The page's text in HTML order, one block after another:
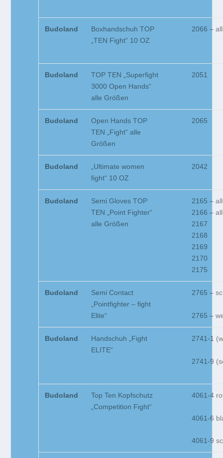
Budoland
Boxhandschuh TOP
„TEN Fight“ 10 OZ
2066 –
Budoland
TOP TEN „Superfight
3000 Open Hands“
alle Größen
2051
Budoland
Open Hands TOP
TEN „Fight“ alle
Größen
2065
Budoland
„Ultimate women
fight“ 10 OZ
2042
Budoland
Semi Gloves TOP
TEN „Point Fighter“
alle Größen
2165 –
2166 –
2167
2168
2169
2170
2175
Budoland
Semi Contact
„Pointfighter – fight
Elite“
2765 –
2765 –
Budoland
Handschuh „Fight
ELITE“
2741-1
2741-9
Budoland
Top Ten Kopfschutz
„Competition Fight“
4061-4
4061-6
4061-9